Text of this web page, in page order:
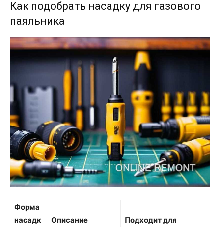
Как подобрать насадку для газового
паяльника
Форма
насадк
Описание Подходит для